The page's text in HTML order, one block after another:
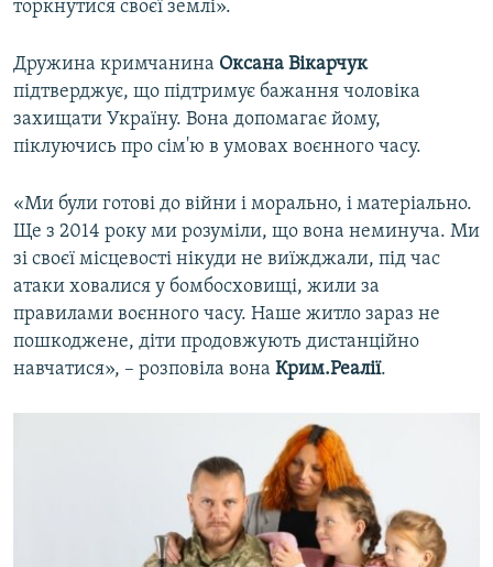
торкнутися своєї землі».
Дружина кримчанина Оксана Вікарчук
підтверджує, що підтримує бажання чоловіка
захищати Україну. Вона допомагає йому,
піклуючись про сім'ю в умовах воєнного часу.
«Ми були готові до війни і морально, і матеріально.
Ще з 2014 року ми розуміли, що вона неминуча. Ми
зі своєї місцевості нікуди не виїжджали, під час
атаки ховалися у бомбосховищі, жили за
правилами воєнного часу. Наше житло зараз не
пошкоджене, діти продовжують дистанційно
навчатися», – розповіла вона Крим.Реалії.